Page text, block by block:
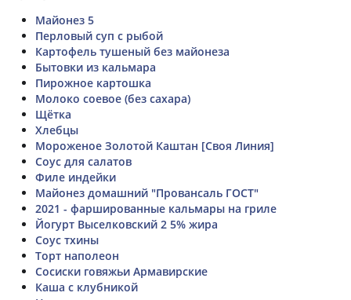
Майонез 5
Перловый суп с рыбой
Картофель тушеный без майонеза
Бытовки из кальмара
Пирожное картошка
Молоко соевое (без сахара)
Щётка
Хлебцы
Мороженое Золотой Каштан [Своя Линия]
Соус для салатов
Филе индейки
Майонез домашний "Провансаль ГОСТ"
2021 - фаршированные кальмары на гриле
Йогурт Выселковский 2 5% жира
Соус тхины
Торт наполеон
Сосиски говяжьи Армавирские
Каша с клубникой